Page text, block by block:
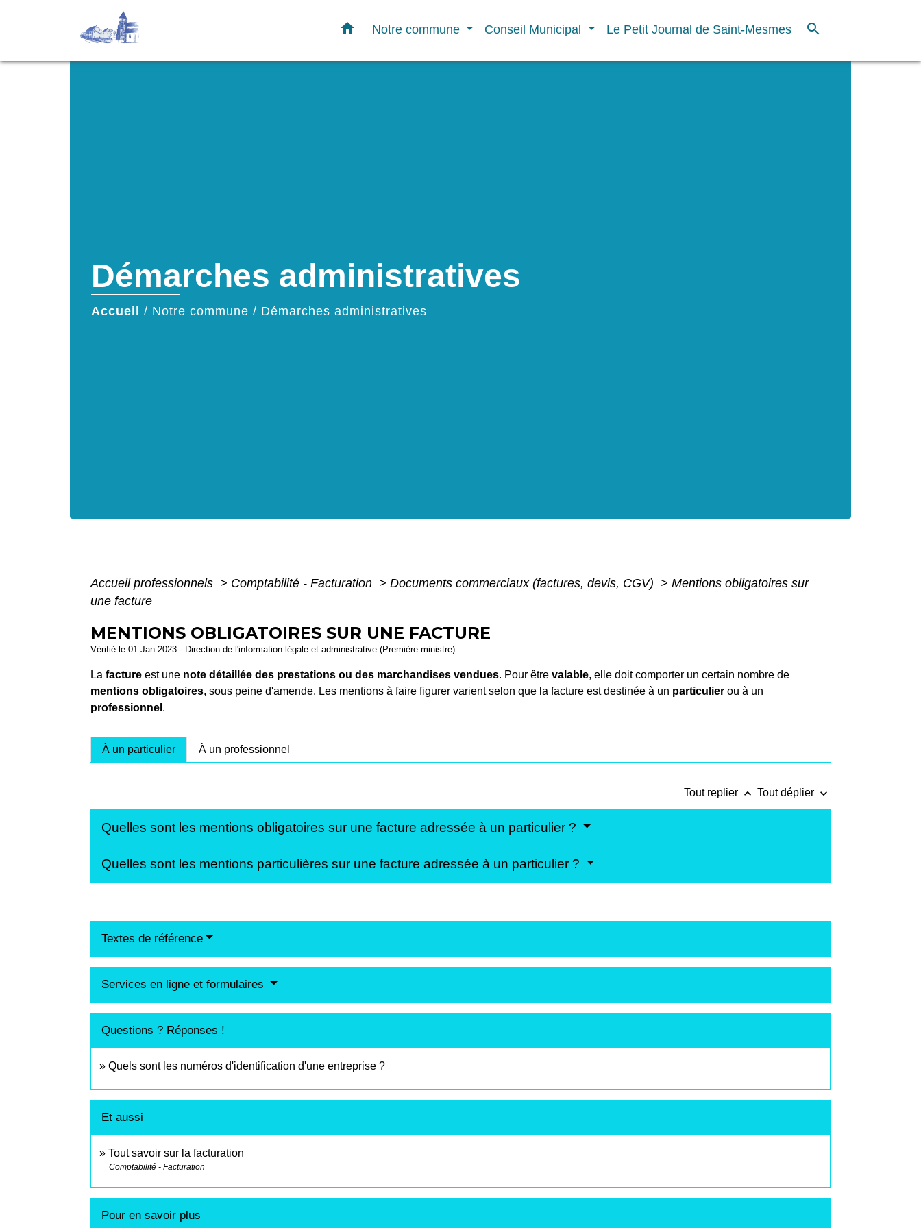
home Notre commune Conseil Municipal Le Petit Journal de Saint-Mesmes search
Démarches administratives
Accueil / Notre commune / Démarches administratives
Accueil professionnels > Comptabilité - Facturation > Documents commerciaux (factures, devis, CGV) > Mentions obligatoires sur
une facture
MENTIONS OBLIGATOIRES SUR UNE FACTURE
Vérifié le 01 Jan 2023 - Direction de l'information légale et administrative (Première ministre)
La facture est une note détaillée des prestations ou des marchandises vendues. Pour être valable, elle doit comporter un certain nombre de
mentions obligatoires, sous peine d'amende. Les mentions à faire figurer varient selon que la facture est destinée à un particulier ou à un
professionnel .
À un particulier À un professionnel
Tout replier keyboard_arrow_up Tout déplier keyboard_arrow_down
Quelles sont les mentions obligatoires sur une facture adressée à un particulier ?
Quelles sont les mentions particulières sur une facture adressée à un particulier ?
Textes de référence
Services en ligne et formulaires
Questions ? Réponses !
Quels sont les numéros d'identification d'une entreprise ?
Et aussi
Tout savoir sur la facturation
Comptabilité - Facturation
Pour en savoir plus